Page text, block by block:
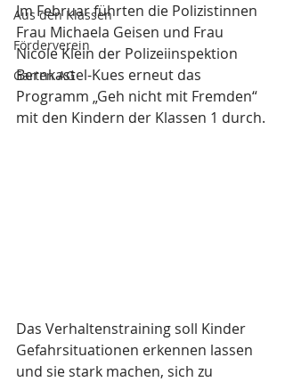
Aus den Klassen
Förderverein
Garten AG
Im Februar führten die Polizistinnen
Frau Michaela Geisen und Frau
Nicole Klein der Polizeiinspektion
Bernkastel-Kues erneut das
Programm „Geh nicht mit Fremden“
mit den Kindern der Klassen 1 durch.
Das Verhaltenstraining soll Kinder
Gefahrsituationen erkennen lassen
und sie stark machen, sich zu